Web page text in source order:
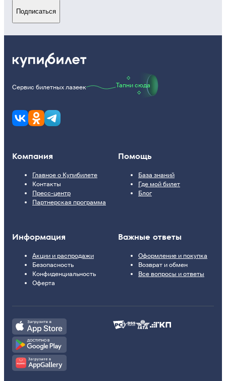
Подписаться
Сервис билетных лазеек Тапни сюда
Компания
Главное о Купибилете
Контакты
Пресс-центр
Партнерская программа
Помощь
База знаний
Где мой билет
Блог
Информация
Акции и распродажи
Безопасность
Конфиденциальность
Оферта
Важные ответы
Оформление и покупка
Возврат и обмен
Все вопросы и ответы